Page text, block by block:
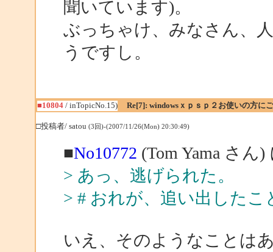
聞いています)。
ぶっちゃけ、みなさん、
うですし。
■10804/ inTopicNo.15) Re[7]: windowsｘｐｓｐ２お使いの方に
□投稿者/ satou (3回)-(2007/11/26(Mon) 20:30:49)
■No10772 (Tom Yama さん)
> あっ、逃げられた。
> # おれが、追い出した
いえ、そのようなことは